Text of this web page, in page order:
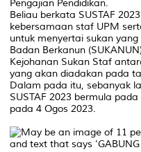
Pengajian Pendidikan.
Beliau berkata SUSTAF
kebersamaan staf UPM
untuk menyertai sukan
Badan Berkanun
Kejohanan Sukan Staf
yang akan diadakan pada
Dalam pada itu, sebanyak
SUSTAF 2023 bermula
pada 4 Ogos 2023.